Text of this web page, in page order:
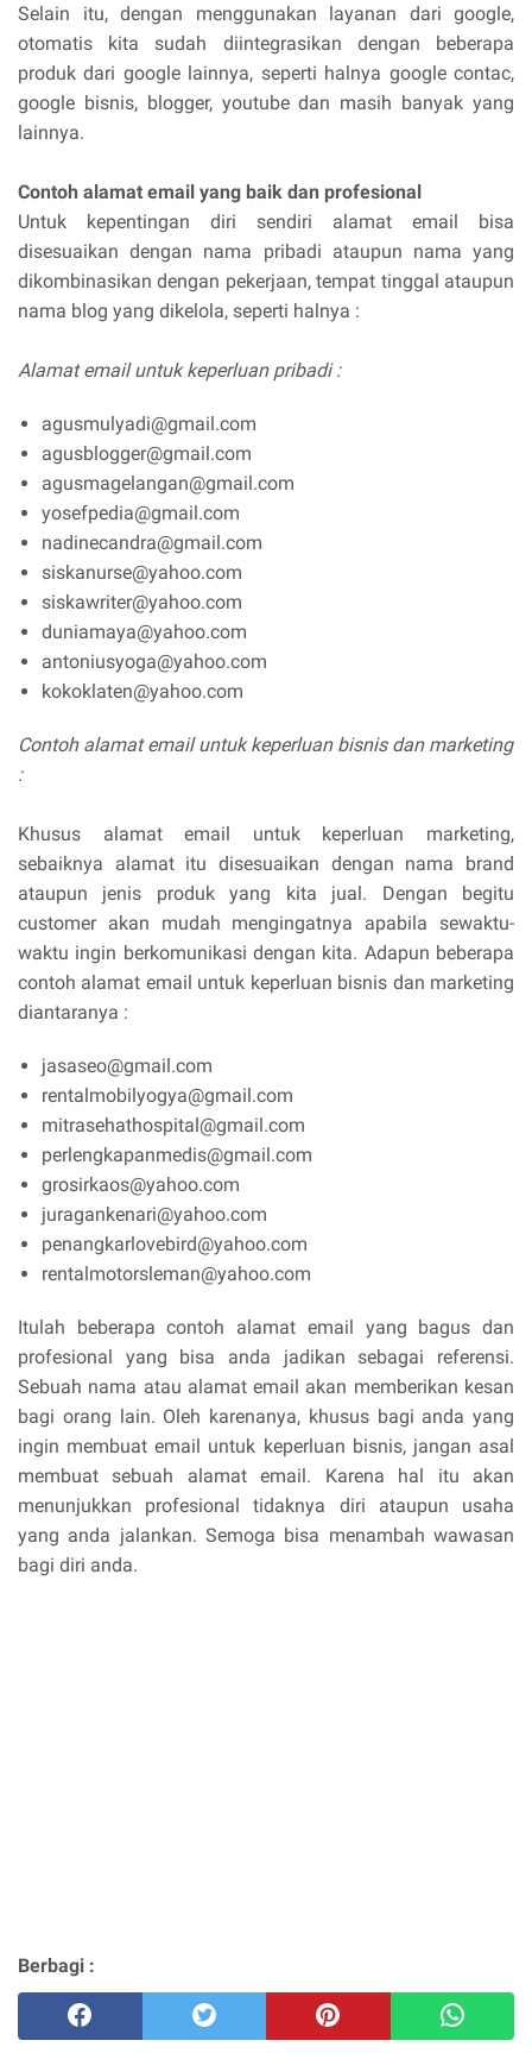
Selain itu, dengan menggunakan layanan dari google,
otomatis kita sudah diintegrasikan dengan beberapa
produk dari google lainnya, seperti halnya google contac,
google bisnis, blogger, youtube dan masih banyak yang
lainnya.
Contoh alamat email yang baik dan profesional
Untuk kepentingan diri sendiri alamat email bisa
disesuaikan dengan nama pribadi ataupun nama yang
dikombinasikan dengan pekerjaan, tempat tinggal ataupun
nama blog yang dikelola, seperti halnya :
Alamat email untuk keperluan pribadi :
agusmulyadi@gmail.com
agusblogger@gmail.com
agusmagelangan@gmail.com
yosefpedia@gmail.com
nadinecandra@gmail.com
siskanurse@yahoo.com
siskawriter@yahoo.com
duniamaya@yahoo.com
antoniusyoga@yahoo.com
kokoklaten@yahoo.com
Contoh alamat email untuk keperluan bisnis dan marketing
:
Khusus alamat email untuk keperluan marketing,
sebaiknya alamat itu disesuaikan dengan nama brand
ataupun jenis produk yang kita jual. Dengan begitu
customer akan mudah mengingatnya apabila sewaktu-
waktu ingin berkomunikasi dengan kita. Adapun beberapa
contoh alamat email untuk keperluan bisnis dan marketing
diantaranya :
jasaseo@gmail.com
rentalmobilyogya@gmail.com
mitrasehathospital@gmail.com
perlengkapanmedis@gmail.com
grosirkaos@yahoo.com
juragankenari@yahoo.com
penangkarlovebird@yahoo.com
rentalmotorsleman@yahoo.com
Itulah beberapa contoh alamat email yang bagus dan
profesional yang bisa anda jadikan sebagai referensi.
Sebuah nama atau alamat email akan memberikan kesan
bagi orang lain. Oleh karenanya, khusus bagi anda yang
ingin membuat email untuk keperluan bisnis, jangan asal
membuat sebuah alamat email. Karena hal itu akan
menunjukkan profesional tidaknya diri ataupun usaha
yang anda jalankan. Semoga bisa menambah wawasan
bagi diri anda.
Berbagi :